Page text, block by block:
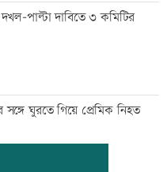
দখল-পাল্টা দাবিতে ৩ কমিটির
সঙ্গে ঘুরতে গিয়ে প্রেমিক নিহত